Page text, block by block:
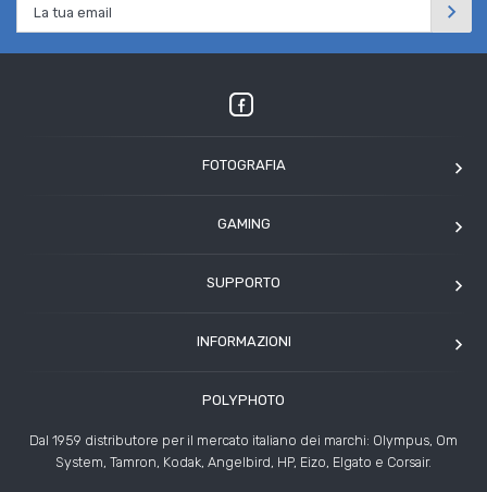
POLYPHOTO
Dal 1959 distributore per il mercato italiano dei marchi: Olympus, Om
System, Tamron, Kodak, Angelbird, HP, Eizo, Elgato e Corsair.
FOTOGRAFIA
Angelbird
HP
GAMING
Arcade1Up
SUPPORTO
Condizioni di vendita
INFORMAZIONI